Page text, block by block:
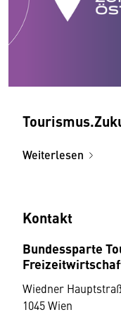
Weiterlesen
Kontakt
Bundessparte
Wiedner
1045 Wien